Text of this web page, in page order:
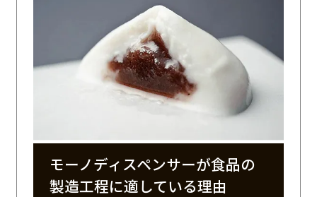
多層菓子を1ショットで製造
モーノディスペンサーが食品の
製造工程に適している理由